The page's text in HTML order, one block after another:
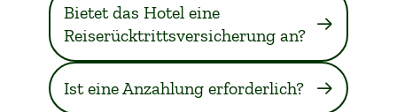
Bietet das Hotel eine
Reiserücktrittsversicherung an?
Ist eine Anzahlung erforderlich?